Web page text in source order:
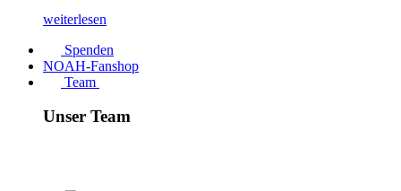
weiterlesen
Spenden
NOAH-Fanshop
Team
Unser Team